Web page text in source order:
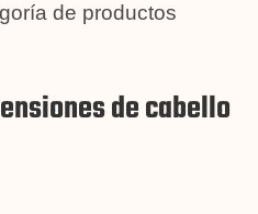
de productos
de cabello